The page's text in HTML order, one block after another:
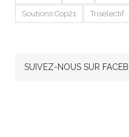
Soutions Cop21 Triselectif
SUIVEZ-NOUS SUR